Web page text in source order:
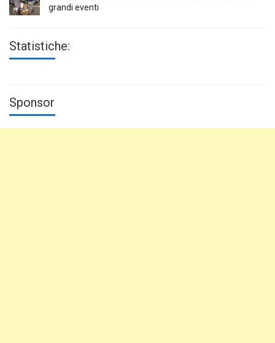
grandi eventi
Statistiche:
Sponsor